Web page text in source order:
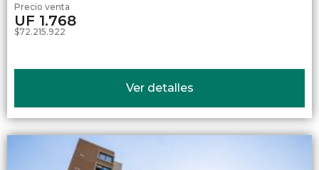
Precio venta
UF 1.768
$72.215.922
Ver detalles